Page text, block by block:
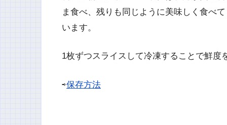
ま食べ、残りも同じように美味しく食べ
います。
1枚ずつスライスして冷凍することで鮮度
⇨保存方法